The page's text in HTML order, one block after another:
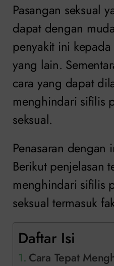
Pasangan seksual
dapat dengan
penyakit ini kepada
yang lain.
cara yang dapat
menghindari sifilis
seksual.
Penasaran dengan
Berikut penjelasan
menghindari sifilis
seksual termasuk
Daftar Isi
Cara Tepat